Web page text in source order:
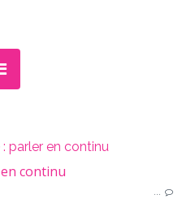
parler en continu
…